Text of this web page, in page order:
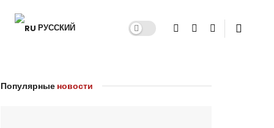
РУССКИЙ
Популярные новости